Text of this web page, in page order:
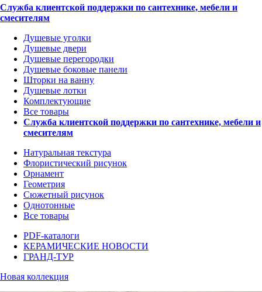
Служба клиентской поддержки по сантехнике, мебели и
смесителям
Душевые уголки
Душевые двери
Душевые перегородки
Душевые боковые панели
Шторки на ванну
Душевые лотки
Комплектующие
Все товары
Служба клиентской поддержки по сантехнике, мебели и
смесителям
Натуральная текстура
Флористический рисунок
Орнамент
Геометрия
Сюжетный рисунок
Однотонные
Все товары
PDF-каталоги
КЕРАМИЧЕСКИЕ НОВОСТИ
ГРАНД-ТУР
Новая коллекция